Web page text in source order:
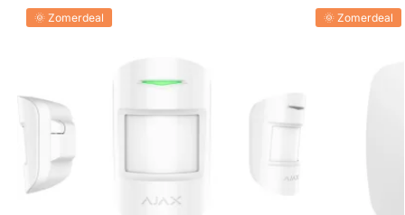
🌞 Zomerdeal 🌞 Zomerdeal